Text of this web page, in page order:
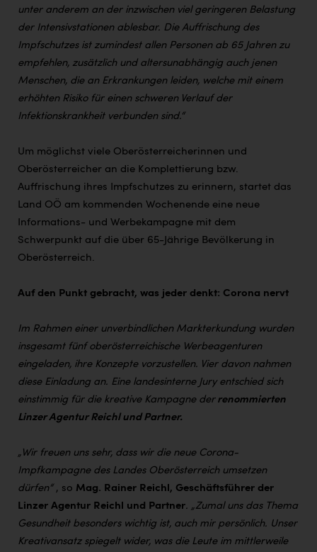
unter anderem an der inzwischen viel geringeren Belastung
der Intensivstationen ablesbar. Die Auffrischung des
Impfschutzes ist zumindest allen Personen ab 65 Jahren zu
empfehlen, zusätzlich und altersunabhängig auch jenen
Menschen, die an Erkrankungen leiden, welche mit einem
erhöhten Risiko für einen schweren Verlauf der
Infektionskrankheit verbunden sind.“
Um möglichst viele Oberösterreicherinnen und
Oberösterreicher an die Komplettierung bzw.
Auffrischung ihres Impfschutzes zu erinnern, startet das
Land OÖ am kommenden Wochenende eine neue
Informations- und Werbekampagne mit dem
Schwerpunkt auf die über 65-Jährige Bevölkerung in
Oberösterreich.
Auf den Punkt gebracht, was jeder denkt: Corona nervt
Im Rahmen einer unverbindlichen Markterkundung wurden
insgesamt fünf oberösterreichische Werbeagenturen
eingeladen, ihre Konzepte vorzustellen. Vier davon nahmen
diese Einladung an. Eine landesinterne Jury entschied sich
einstimmig für die kreative Kampagne derrenommierten
Linzer Agentur Reichl und Partner.
„Wir freuen uns sehr, dass wir die neue Corona-
Impfkampagne des Landes Oberösterreich umsetzen
dürfen“ , so Mag. Rainer Reichl, Geschäftsführer der
Linzer Agentur Reichl und Partner. „Zumal uns das Thema
Gesundheit besonders wichtig ist, auch mir persönlich. Unser
Kreativansatz spiegelt wider, was die Leute im mittlerweile